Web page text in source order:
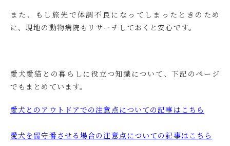
また、もし旅先で体調不良になってしまったときのため
に、現地の動物病院もリサーチしておくと安心です。
愛犬愛猫との暮らしに役立つ知識について、下記のページ
でもまとめています。
愛犬とのアウトドアでの注意点についての記事はこちら
愛犬を留守番させる場合の注意点についての記事はこちら